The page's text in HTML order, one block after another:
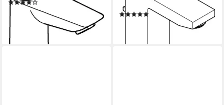
ab 51,98 €
lieferbar - in 2-3 Werktagen bei dir
Ablaufgarnitur S-Size
(1)